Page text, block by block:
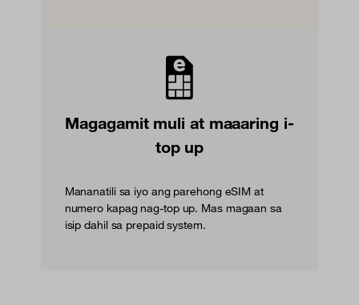
Magagamit muli at maaaring i-
top up
Mananatili sa iyo ang parehong eSIM at
numero kapag nag-top up. Mas magaan sa
isip dahil sa prepaid system.